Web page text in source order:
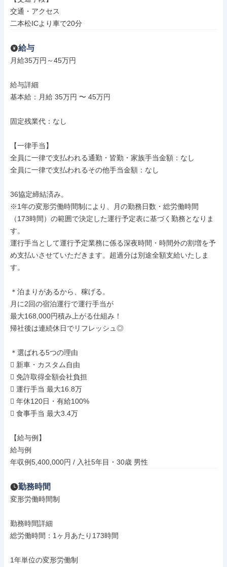
交通・アクセス
二本松ICより車で20分
給与
月給35万円～45万円
給与詳細
基本給：月給 35万円 〜 45万円
固定残業代：なし
【一律手当】
全員に一律で支払われる通勤・皆勤・家族手当金額：なし
全員に一律で支払われるその他手当金額：なし
36協定締結済み。
※1年の変形労働時間制により、月の勤務日数・総労働時間
（173時間）の範囲で決定した運行予定表に基づく勤務となりま
す。
運行手当として運行予定業務に係る深夜時間・時間外の割増を予
め支払いさせていただきます。超過分は別途全額支給いたしま
す。
＊泊まりがあるから、稼げる。
月に2回の宿泊運行で運行手当が
最大168,000円積み上がる仕組み！
帰社後は連続休日でリフレッシュ◎
＊選ばれる5つの理由
 新車・カスタム自由
 免許取得全額会社負担
 運行手当 最大16.8万
 年休120日・有給100%
 食事手当 最大3.4万
【給与例】
給与例
年収例5,400,000円 / 入社5年目・30歳 男性
勤務時間
変形労働時間制
勤務時間詳細
総労働時間：1ヶ月あたり173時間
1年単位の変形労働制